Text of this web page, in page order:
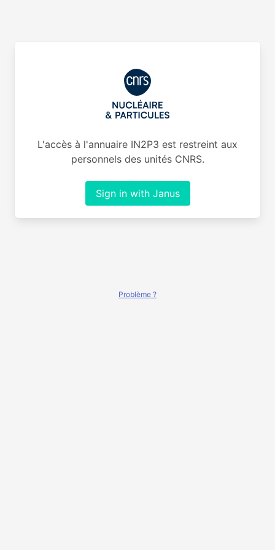
L'accès à l'annuaire IN2P3 est restreint aux
personnels des unités CNRS.
Sign in with Janus
Problème ?